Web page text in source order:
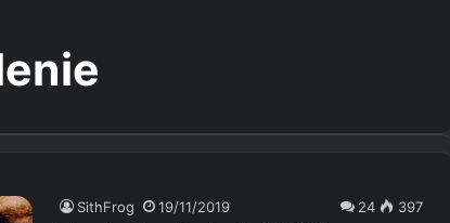
SithFrog 19/11/2019 24 397